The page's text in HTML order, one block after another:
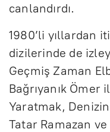
canlandırdı.
1980’li yıllardan
dizilerinde de
Geçmiş Zaman
Bağrıyanık Ömer
Yaratmak, Denizin
Tatar Ramazan